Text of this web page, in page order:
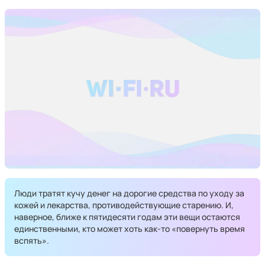
Люди тратят кучу денег на дорогие средства по уходу за
кожей и лекарства, противодействующие старению. И,
наверное, ближе к пятидесяти годам эти вещи остаются
единственными, кто может хоть как-то «повернуть время
вспять».